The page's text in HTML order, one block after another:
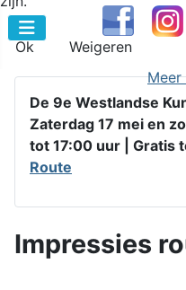
De 9e Westlandse
Zaterdag 17 mei en
tot 17:00 uur | Gratis
Route
Impressies
Ok
Weigeren